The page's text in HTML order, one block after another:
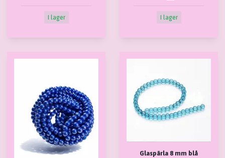
I lager I lager
Glaspärla 8 mm blå